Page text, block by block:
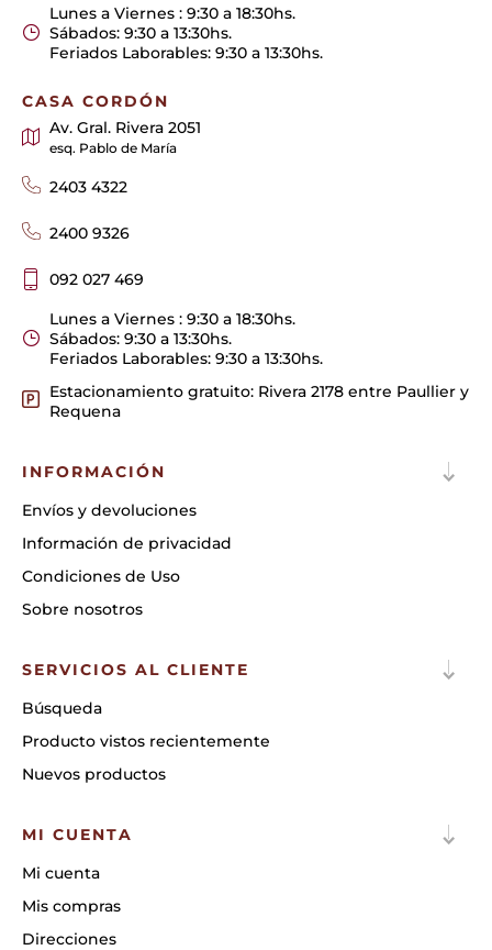
Lunes a Viernes : 9:30 a 18:30hs.
Sábados: 9:30 a 13:30hs.
Feriados Laborables: 9:30 a 13:30hs.
CASA CORDÓN
Av. Gral. Rivera 2051
esq. Pablo de María
2403 4322
2400 9326
092 027 469
Lunes a Viernes : 9:30 a 18:30hs.
Sábados: 9:30 a 13:30hs.
Feriados Laborables: 9:30 a 13:30hs.
Estacionamiento gratuito: Rivera 2178 entre Paullier y
Requena
INFORMACIÓN
Envíos y devoluciones
Información de privacidad
Condiciones de Uso
Sobre nosotros
SERVICIOS AL CLIENTE
Búsqueda
Producto vistos recientemente
Nuevos productos
MI CUENTA
Mi cuenta
Mis compras
Direcciones